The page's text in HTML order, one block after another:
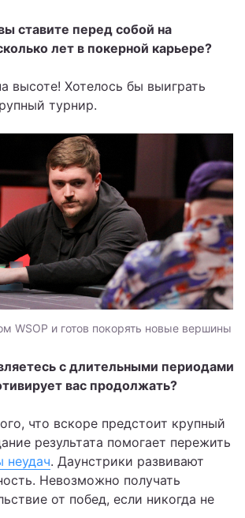
ставите перед собой на
лет в покерной карьере?
высоте! Хотелось бы выиграть
турнир.
WSOP и готов покорять новые вершины
с длительными периодами
вас продолжать?
что вскоре предстоит крупный
результата помогает пережить
неудач. Даунстрики развивают
Невозможно получать
от побед, если никогда не